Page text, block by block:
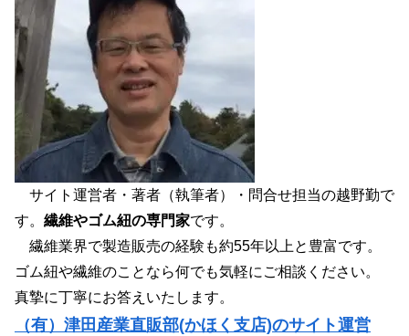
サイト運営者・著者（執筆者）・問合せ担当の越野勤で
す。 繊維やゴム紐の専門家です。
繊維業界で製造販売の経験も約55年以上と豊富です。
ゴム紐や繊維のことなら何でも気軽にご相談ください。
真摯に丁寧にお答えいたします。
（有）津田産業直販部(かほく支店)のサイト運営